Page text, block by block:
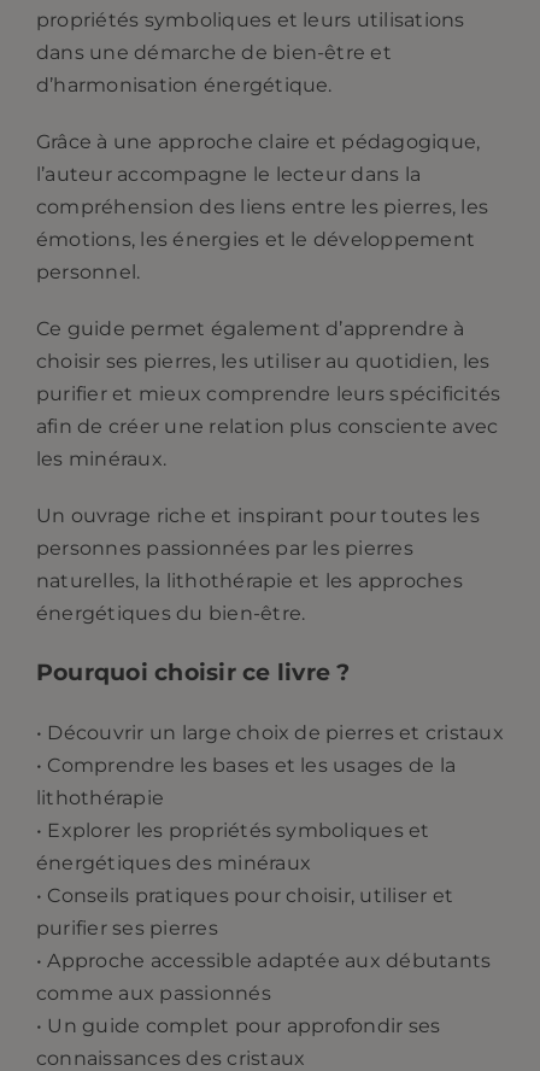
propriétés symboliques et leurs utilisations
dans une démarche de bien-être et
d’harmonisation énergétique.
Grâce à une approche claire et pédagogique,
l’auteur accompagne le lecteur dans la
compréhension des liens entre les pierres, les
émotions, les énergies et le développement
personnel.
Ce guide permet également d’apprendre à
choisir ses pierres, les utiliser au quotidien, les
purifier et mieux comprendre leurs spécificités
afin de créer une relation plus consciente avec
les minéraux.
Un ouvrage riche et inspirant pour toutes les
personnes passionnées par les pierres
naturelles, la lithothérapie et les approches
énergétiques du bien-être.
Pourquoi choisir ce livre ?
• Découvrir un large choix de pierres et cristaux
• Comprendre les bases et les usages de la
lithothérapie
• Explorer les propriétés symboliques et
énergétiques des minéraux
• Conseils pratiques pour choisir, utiliser et
purifier ses pierres
• Approche accessible adaptée aux débutants
comme aux passionnés
• Un guide complet pour approfondir ses
connaissances des cristaux